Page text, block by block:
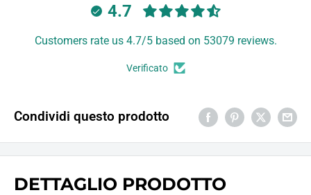
4.7
Customers rate us 4.7/5 based on 53079 reviews.
Verificato
Condividi questo prodotto
DETTAGLIO PRODOTTO